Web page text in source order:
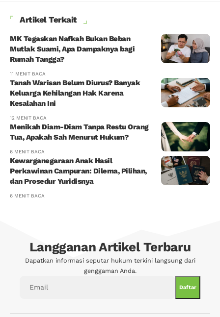
Artikel Terkait
MK Tegaskan Nafkah Bukan Beban
Mutlak Suami, Apa Dampaknya bagi
Rumah Tangga?
11 MENIT BACA
Tanah Warisan Belum Diurus? Banyak
Keluarga Kehilangan Hak Karena
Kesalahan Ini
12 MENIT BACA
Menikah Diam-Diam Tanpa Restu Orang
Tua, Apakah Sah Menurut Hukum?
6 MENIT BACA
Kewarganegaraan Anak Hasil
Perkawinan Campuran: Dilema, Pilihan,
dan Prosedur Yuridisnya
6 MENIT BACA
Langganan Artikel Terbaru
Dapatkan informasi seputar hukum terkini langsung dari
genggaman Anda.